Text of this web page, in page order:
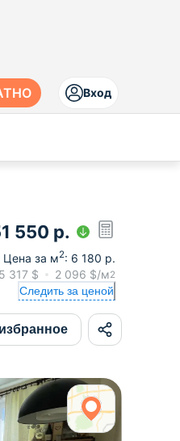
Вход
550 р.
Цена за м2: 6 180 р.
317 $ 2 096 $/м2
Следить за ценой